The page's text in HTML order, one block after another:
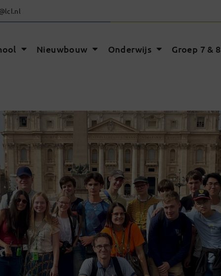
Nieuwbouw Onderwijs Groep 7 & 8